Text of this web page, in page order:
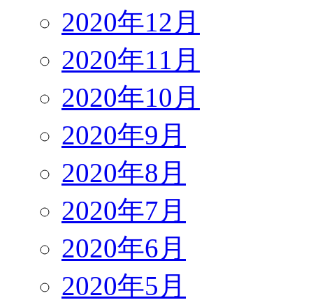
2020年12月
2020年11月
2020年10月
2020年9月
2020年8月
2020年7月
2020年6月
2020年5月